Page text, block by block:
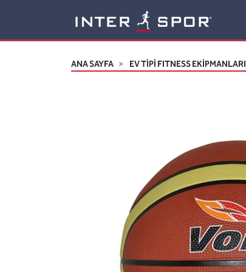
ANA SAYFA EV TİPİ FITNESS EKİPMANLARI